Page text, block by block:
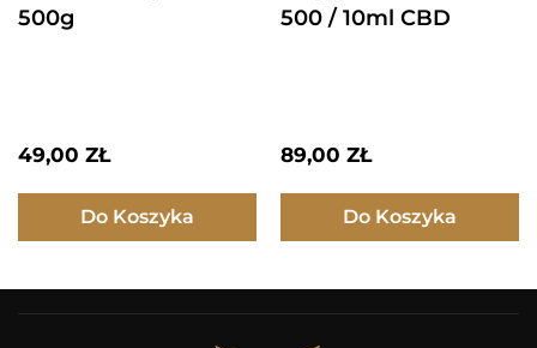
500g
49,00 ZŁ
Do Koszyka
500 / 10ml CBD
89,00 ZŁ
Do Koszyka